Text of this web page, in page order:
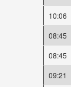
10:06
08:45
08:45
09:21